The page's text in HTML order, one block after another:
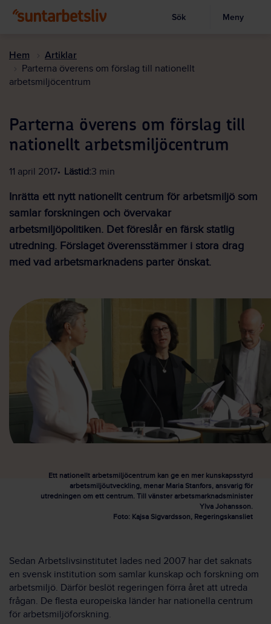
huvudinnehållet
Visa sökruta
Sök Meny
Hem Artiklar
Parterna överens om förslag till nationellt
arbetsmiljöcentrum
Parterna överens om förslag till
nationellt arbetsmiljöcentrum
11 april 2017 Lästid:3 min
Inrätta ett nytt nationellt centrum för arbetsmiljö som
samlar forskningen och övervakar
arbetsmiljöpolitiken. Det föreslår en färsk statlig
utredning. Förslaget överensstämmer i stora drag
med vad arbetsmarknadens parter önskat.
Ett nationellt arbetsmiljöcentrum kan ge en mer kunskapsstyrd
arbetsmiljöutveckling, menar Maria Stanfors, ansvarig för
utredningen om ett centrum. Till vänster arbetsmarknadsminister
Ylva Johansson.
Foto: Kajsa Sigvardsson, Regeringskansliet
Sedan Arbetslivsinstitutet lades ned 2007 har det saknats
en svensk institution som samlar kunskap och forskning om
arbetsmiljö. Därför beslöt regeringen förra året att utreda
frågan. De flesta europeiska länder har nationella centrum
för arbetsmiljöforskning.